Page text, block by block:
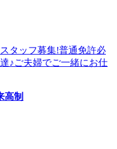
タッフ募集!普通免許必
♪ご夫婦でご一緒にお仕
高制